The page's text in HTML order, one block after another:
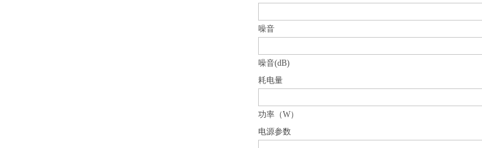
噪音
噪音(dB)
耗电量
功率（W）
电源参数